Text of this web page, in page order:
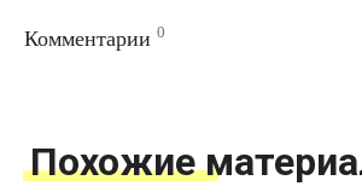
Комментарии 0
Похожие